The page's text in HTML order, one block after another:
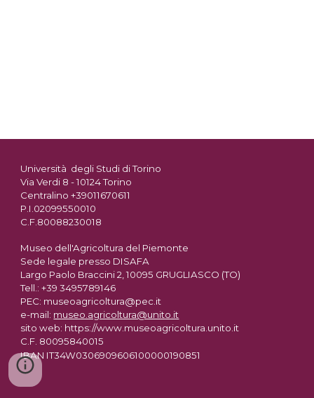
Università degli Studi di Torino
Via Verdi 8 - 10124 Torino
Centralino +39011670611
P.I.02099550010
C.F.80088230018
Museo dell'Agricoltura del Piemonte
Sede legale presso DISAFA
Largo Paolo Braccini 2, 10095 GRUGLIASCO (TO)
Tell.: +39 3495789146
PEC: museoagricoltura@pec.it
e-mail: museo.agricoltura@unito.it
sito web: https://www.museoagricoltura.unito.it
C.F. 80095840015
IBAN IT34W0306909606100000190851